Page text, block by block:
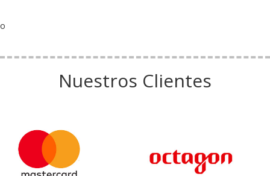
o
Nuestros Clientes